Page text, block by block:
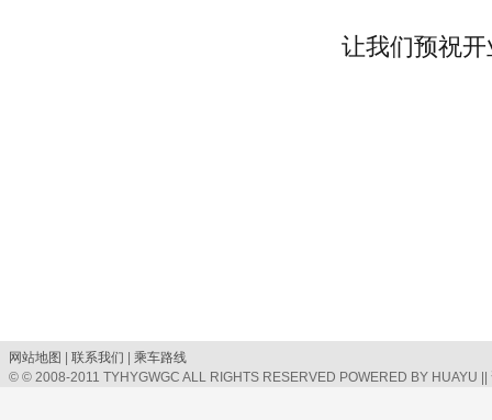
让我们预祝
网站地图 联系我们
乘车路线
© © 2008-2011 TYHYGWGC ALL RIGHTS RESERVED POWERED BY HUAYU